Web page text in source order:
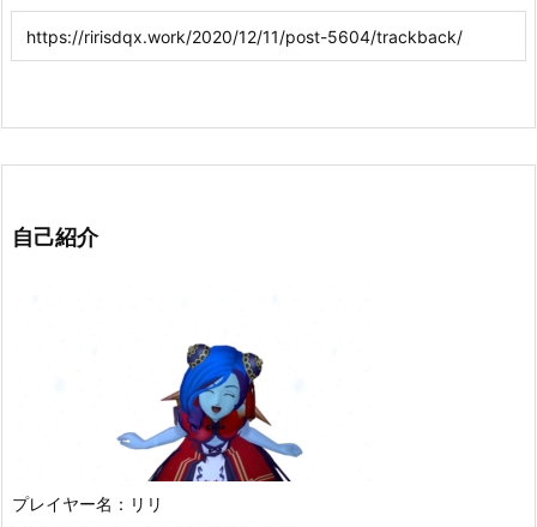
自己紹介
プレイヤー名：リリ